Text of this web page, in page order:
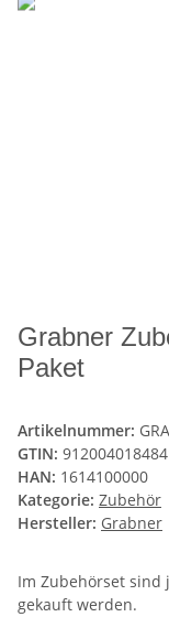
Grabner
Paket
Artikelnummer:
GTIN:
HAN: 1614100000
Kategorie: Zubehör
Hersteller: Grabner
Im Zubehörset sind
gekauft werden.